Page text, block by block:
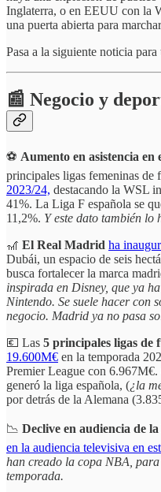
Inglaterra, o en EEUU con la
una puerta abierta para
Pasa a la siguiente noticia
📰 Negocio y
⚽ Aumento en asistencia en
principales ligas femeninas de
2023/24, destacando la WSL
41%. La Liga F española se
11,2%. Y este dato también
🎢 El Real Madrid ha
Dubái, un espacio de seis
busca fortalecer la marca
inspirada en Disney, que ya
Nintendo. Se suele hacer con
negocio. Madrid ya no pasa
💶 Las 5 principales ligas de
19.600M€ en la temporada
Premier League con
generó la liga española, (¿la
por detrás de la Alemana
📉 Declive en audiencia de
en la audiencia televisiva en
han creado la copa NBA,
temporada.